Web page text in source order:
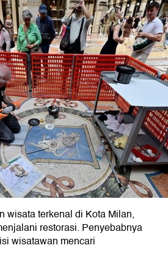
wisata terkenal di Kota Milan,
restorasi. Penyebabnya
wisatawan mencari